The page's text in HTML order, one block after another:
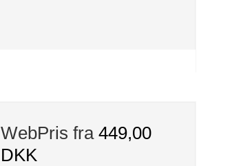
WebPris fra449,00
DKK